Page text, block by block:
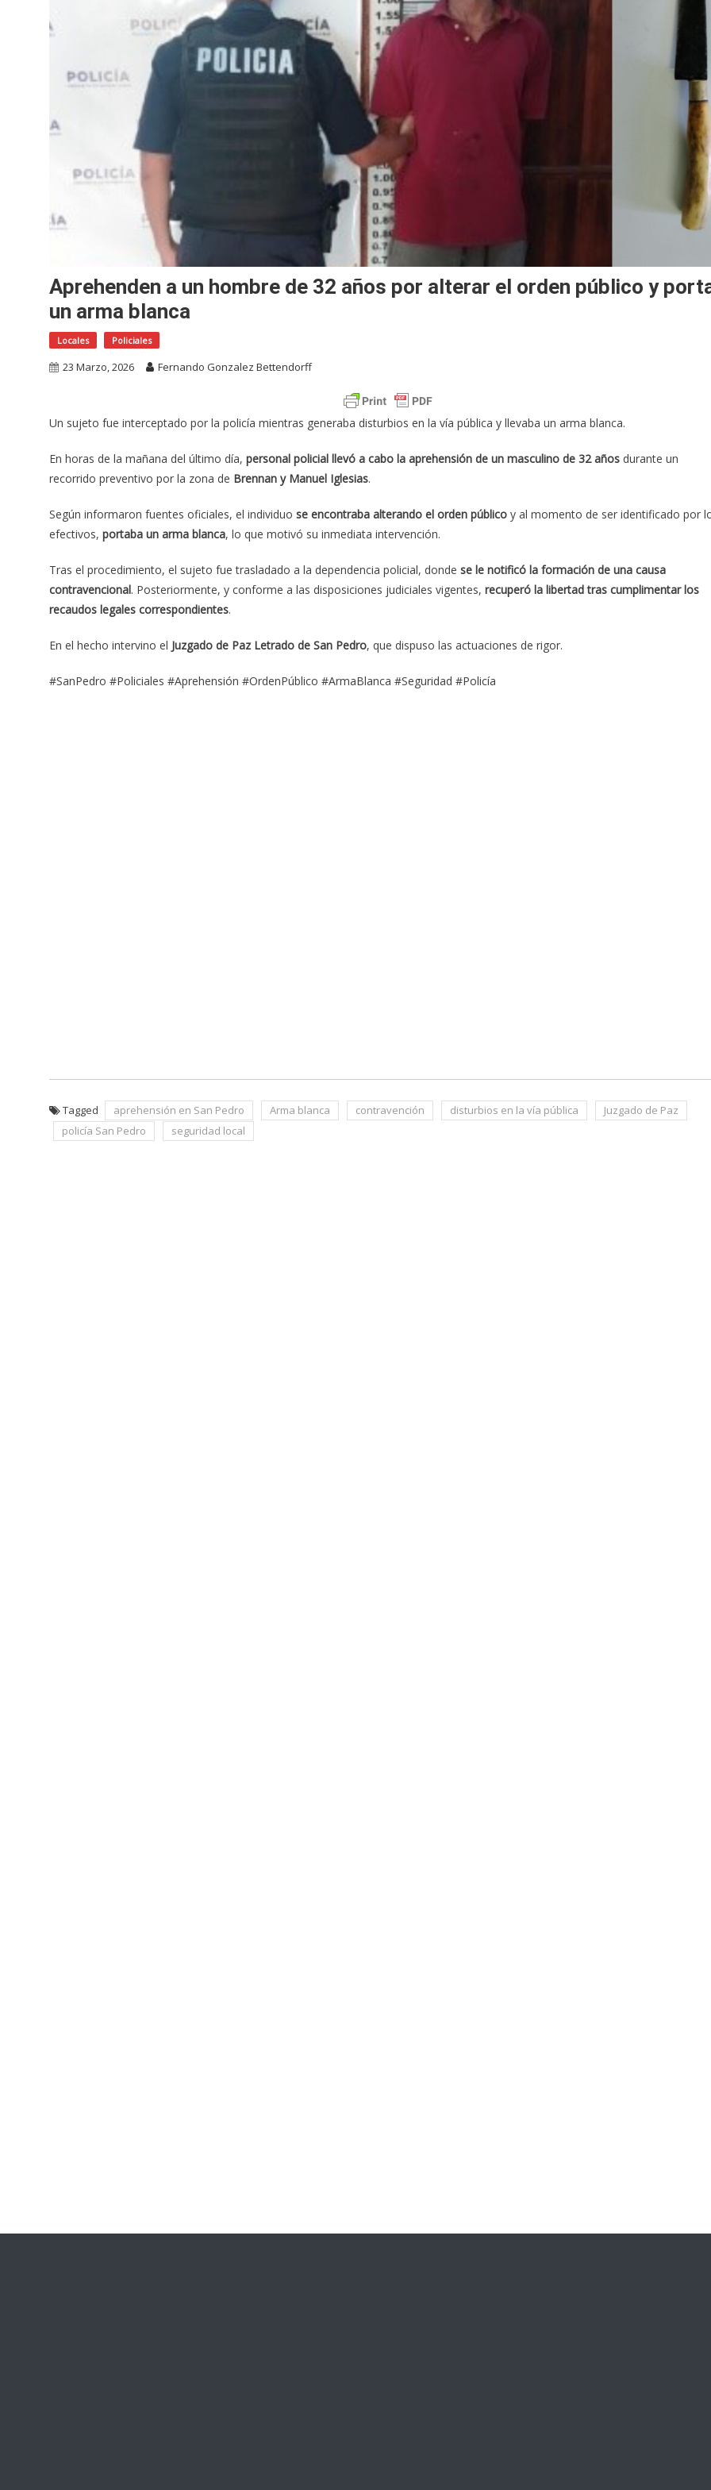
Aprehenden a un hombre de 32 años por alterar el orden público y
un arma blanca
Locales Policiales
23 Marzo, 2026 Fernando Gonzalez Bettendorff
Un sujeto fue interceptado por la policía mientras generaba disturbios en la vía pública y llevaba un arma blanca.
En horas de la mañana del último día, personal policial llevó a cabo la aprehensión de un masculino de 32 años durante un
recorrido preventivo por la zona de Brennan y Manuel Iglesias.
Según informaron fuentes oficiales, el individuo se encontraba alterando el orden público y al momento de ser identificado por
efectivos, portaba un arma blanca, lo que motivó su inmediata intervención.
Tras el procedimiento, el sujeto fue trasladado a la dependencia policial, donde se le notificó la formación de una causa
contravencional. Posteriormente, y conforme a las disposiciones judiciales vigentes, recuperó la libertad tras cumplimentar los
recaudos legales correspondientes.
En el hecho intervino el Juzgado de Paz Letrado de San Pedro, que dispuso las actuaciones de rigor.
#SanPedro #Policiales #Aprehensión #OrdenPúblico #ArmaBlanca #Seguridad #Policía
Tagged aprehensión en San Pedro Arma blanca contravención disturbios en la vía pública
Juzgado de Paz
policía San Pedro
seguridad local